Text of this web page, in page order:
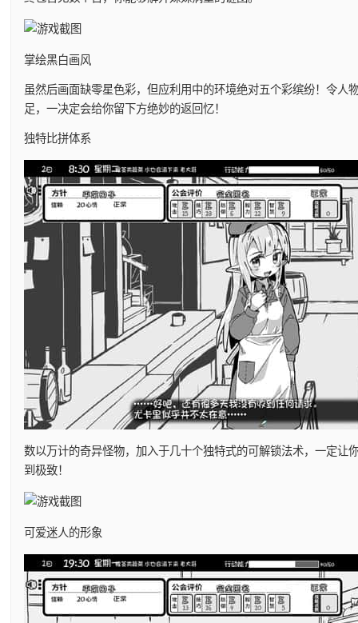
掌绘黑白画风
虽然后画面缺零星色彩，但应利用中的环境绝对五个彩缤纷！令人
足，一决定会给你留下方绝妙的返回忆！
独特比拼体系
数以万计的奇异怪物，加入于几十个独特式的可解锁法术，一定让
到极致！
可爱迷人的形象